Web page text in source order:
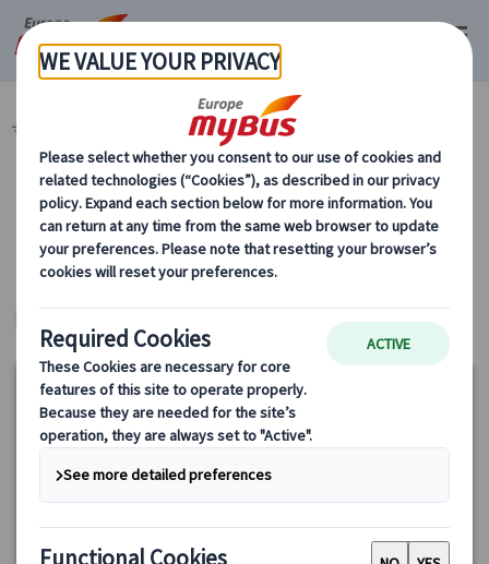
マイバス・ヨーロッパ イタリア (45) 直前予約ができるツアー (3)
カテゴリーから探す
直前予約ができるツアー